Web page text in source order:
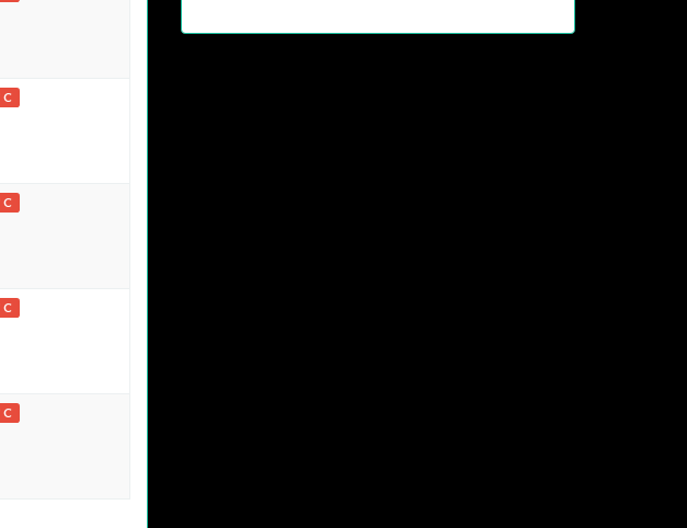
C
C
C
C